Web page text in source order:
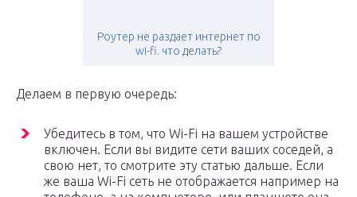
Роутер не раздает интернет по
wi-fi. что делать?
Делаем в первую очередь:
Убедитесь в том, что Wi-Fi на вашем устройстве
включен. Если вы видите сети ваших соседей, а
свою нет, то смотрите эту статью дальше. Если
же ваша Wi-Fi сеть не отображается например на